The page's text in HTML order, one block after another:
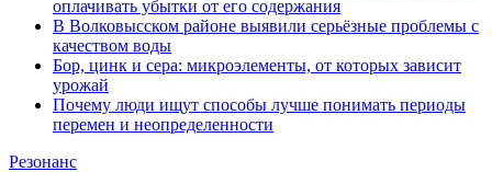
оплачивать убытки от его содержания
В Волковысском районе выявили серьёзные проблемы с
качеством воды
Бор, цинк и сера: микроэлементы, от которых зависит
урожай
Почему люди ищут способы лучше понимать периоды
перемен и неопределенности
Резонанс